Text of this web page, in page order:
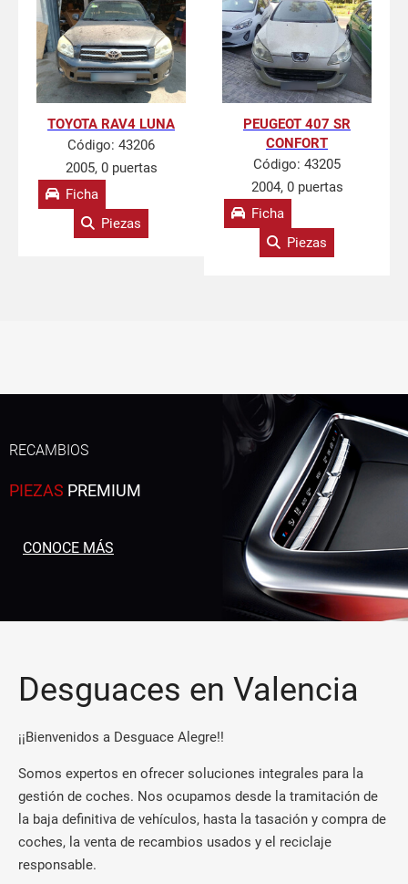
TOYOTA RAV4 LUNA
Código: 43206
2005, 0 puertas
Ficha
Piezas
PEUGEOT 407 SR
CONFORT
Código: 43205
2004, 0 puertas
Ficha
Piezas
RECAMBIOS
PIEZAS PREMIUM
CONOCE MÁS
Desguaces en Valencia
¡¡Bienvenidos a Desguace Alegre!!
Somos expertos en ofrecer soluciones integrales para la
gestión de coches. Nos ocupamos desde la tramitación de
la baja definitiva de vehículos, hasta la tasación y compra de
coches, la venta de recambios usados y el reciclaje
responsable.